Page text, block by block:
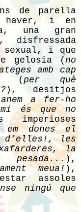
de parella
i en
una gran
disfressada
sexual, i que
gelosia (no
amb cap
(per què
), desitjos
anem a fer-ho
és que no
imperioses
dones el
d’elles!, les
la
),
meua! ),
assoles
ningú que